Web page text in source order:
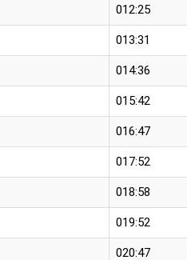
012:25
013:31
014:36
015:42
016:47
017:52
018:58
019:52
020:47